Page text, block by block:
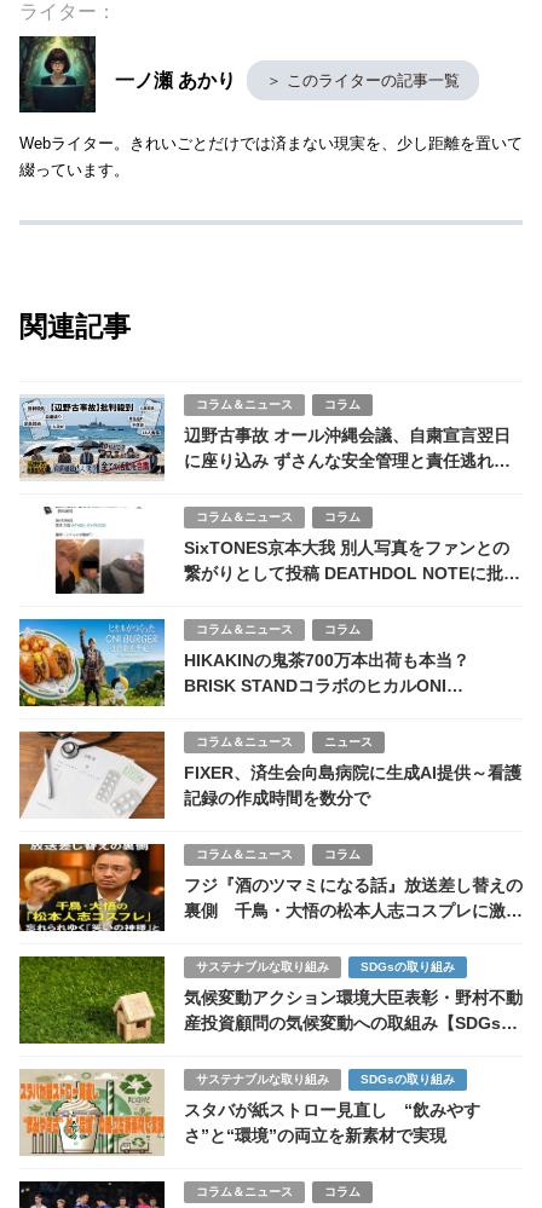
ライター：
一ノ瀬 あかり ＞ このライターの記事一覧
Webライター。きれいごとだけでは済まない現実を、少し距離を置いて
綴っています。
関連記事
コラム＆ニュース コラム
辺野古事故 オール沖縄会議、自粛宣言翌日
に座り込み ずさんな安全管理と責任逃れに
コラム＆ニュース コラム
SixTONES京本大我 別人写真をファンとの
繋がりとして投稿 DEATHDOL NOTEに批判
コラム＆ニュース コラム
HIKAKINの鬼茶700万本出荷も本当？
BRISK STANDコラボのヒカルONI
コラム＆ニュース ニュース
FIXER、済生会向島病院に生成AI提供～看護
記録の作成時間を数分で
コラム＆ニュース コラム
フジ『酒のツマミになる話』放送差し替えの
裏側 千鳥・大悟の松本人志コスプレに激
サステナブルな取り組み SDGsの取り組み
気候変動アクション環境大臣表彰・野村不動
産投資顧問の気候変動への取組み【SDGs関
サステナブルな取り組み SDGsの取り組み
スタバが紙ストロー見直し “飲みやす
さ”と“環境”の両立を新素材で実現
コラム＆ニュース コラム